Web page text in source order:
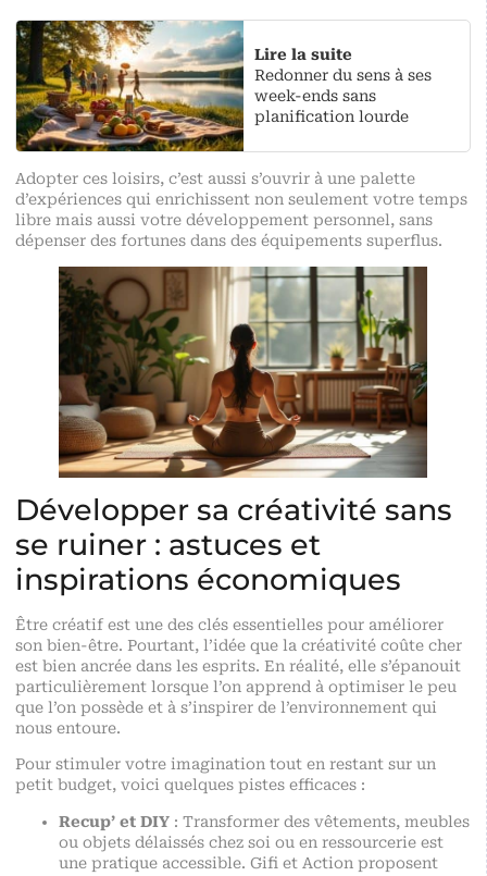
Lire la suite
Redonner du sens à ses
week-ends sans
planification lourde
Adopter ces loisirs, c’est aussi s’ouvrir à une palette
d’expériences qui enrichissent non seulement votre temps
libre mais aussi votre développement personnel, sans
dépenser des fortunes dans des équipements superflus.
Développer sa créativité sans
se ruiner : astuces et
inspirations économiques
Être créatif est une des clés essentielles pour améliorer
son bien-être. Pourtant, l’idée que la créativité coûte cher
est bien ancrée dans les esprits. En réalité, elle s’épanouit
particulièrement lorsque l’on apprend à optimiser le peu
que l’on possède et à s’inspirer de l’environnement qui
nous entoure.
Pour stimuler votre imagination tout en restant sur un
petit budget, voici quelques pistes efficaces :
Recup’ et DIY : Transformer des vêtements, meubles
ou objets délaissés chez soi ou en ressourcerie est
une pratique accessible. Gifi et Action proposent